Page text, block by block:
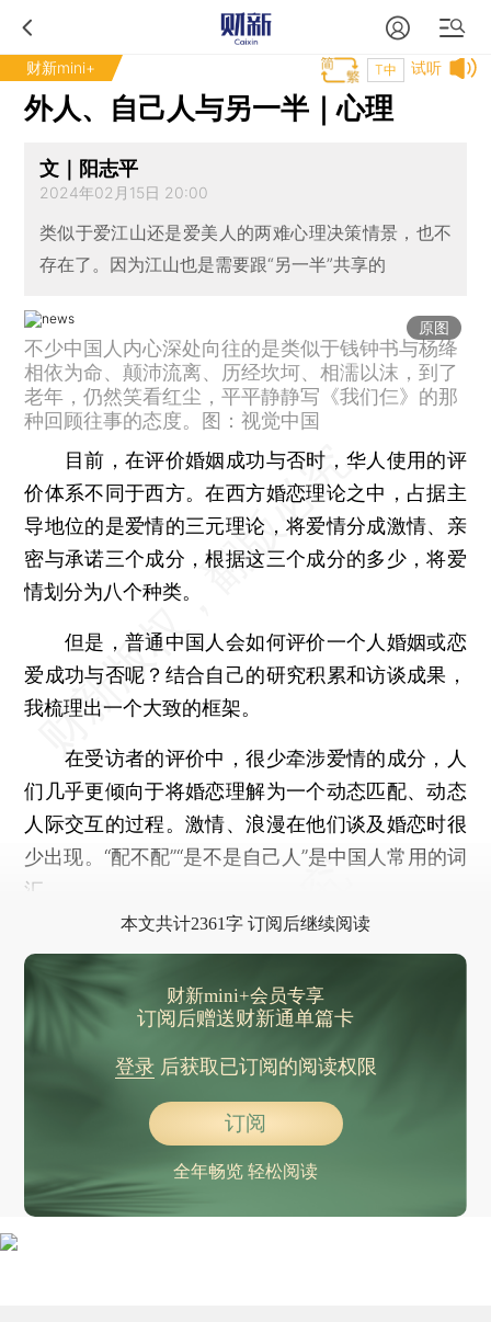
财新mini+ 试听
T中
外人、自己人与另一半｜心理
文｜阳志平
2024年02月15日 20:00
类似于爱江山还是爱美人的两难心理决策情景，也不
存在了。因为江山也是需要跟“另一半”共享的
原图
不少中国人内心深处向往的是类似于钱钟书与杨绛
相依为命、颠沛流离、历经坎坷、相濡以沫，到了
老年，仍然笑看红尘，平平静静写《我们仨》的那
种回顾往事的态度。图：视觉中国
目前，在评价婚姻成功与否时，华人使用的评
价体系不同于西方。在西方婚恋理论之中，占据主
导地位的是爱情的三元理论，将爱情分成激情、亲
密与承诺三个成分，根据这三个成分的多少，将爱
情划分为八个种类。
但是，普通中国人会如何评价一个人婚姻或恋
爱成功与否呢？结合自己的研究积累和访谈成果，
我梳理出一个大致的框架。
在受访者的评价中，很少牵涉爱情的成分，人
们几乎更倾向于将婚恋理解为一个动态匹配、动态
人际交互的过程。激情、浪漫在他们谈及婚恋时很
少出现。“配不配”“是不是自己人”是中国人常用的词
汇。
本文共计2361字 订阅后继续阅读
财新mini+会员专享
订阅后赠送财新通单篇卡
登录后获取已订阅的阅读权限
订阅
全年畅览 轻松阅读